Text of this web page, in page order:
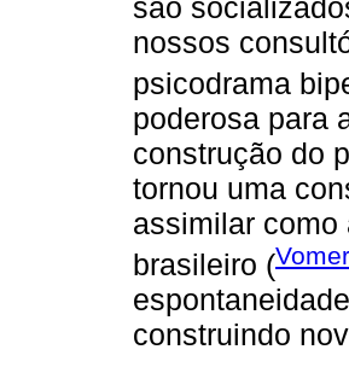
são
nossos
psicodrama
poderosa para
construção do
tornou uma
assimilar como
brasileiro (
construindo